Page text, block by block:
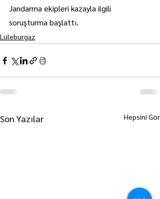
Jandarma ekipleri kazayla ilgili
soruşturma başlattı.
Lüleburgaz
Son Yazılar Hepsini Gör